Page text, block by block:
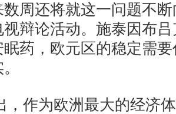
周还将就这一问题不
辩论活动。施泰因布
药，欧元区的稳定需
，作为欧洲最大的经济